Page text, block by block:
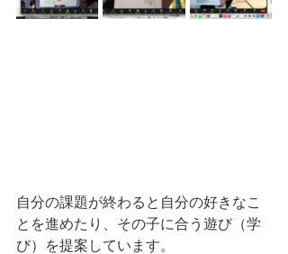
自分の課題が終わると自分の好きなこ
とを進めたり、その子に合う遊び（学
び）を提案しています。